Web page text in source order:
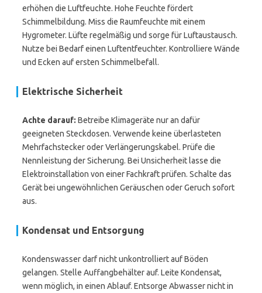
erhöhen die Luftfeuchte. Hohe Feuchte fördert
Schimmelbildung. Miss die Raumfeuchte mit einem
Hygrometer. Lüfte regelmäßig und sorge für Luftaustausch.
Nutze bei Bedarf einen Luftentfeuchter. Kontrolliere Wände
und Ecken auf ersten Schimmelbefall.
Elektrische Sicherheit
Achte darauf: Betreibe Klimageräte nur an dafür
geeigneten Steckdosen. Verwende keine überlasteten
Mehrfachstecker oder Verlängerungskabel. Prüfe die
Nennleistung der Sicherung. Bei Unsicherheit lasse die
Elektroinstallation von einer Fachkraft prüfen. Schalte das
Gerät bei ungewöhnlichen Geräuschen oder Geruch sofort
aus.
Kondensat und Entsorgung
Kondenswasser darf nicht unkontrolliert auf Böden
gelangen. Stelle Auffangbehälter auf. Leite Kondensat,
wenn möglich, in einen Ablauf. Entsorge Abwasser nicht in